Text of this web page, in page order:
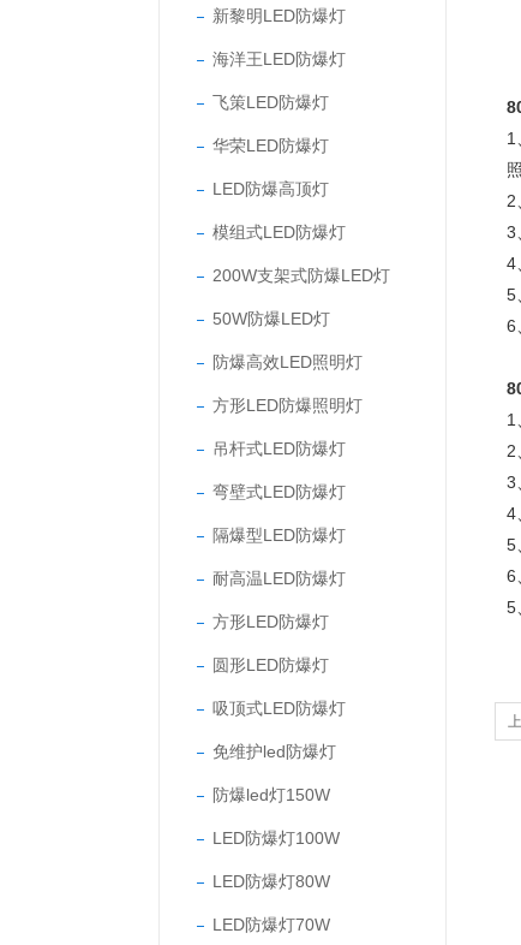
新黎明LED防爆灯
海洋王LED防爆灯
飞策LED防爆灯
华荣LED防爆灯
LED防爆高顶灯
模组式LED防爆灯
200W支架式防爆LED灯
50W防爆LED灯
防爆高效LED照明灯
方形LED防爆照明灯
吊杆式LED防爆灯
弯壁式LED防爆灯
隔爆型LED防爆灯
耐高温LED防爆灯
方形LED防爆灯
圆形LED防爆灯
吸顶式LED防爆灯
免维护led防爆灯
防爆led灯150W
LED防爆灯100W
LED防爆灯80W
LED防爆灯70W
1
2
3
4
5
6
1
2
3
4
5
6
5